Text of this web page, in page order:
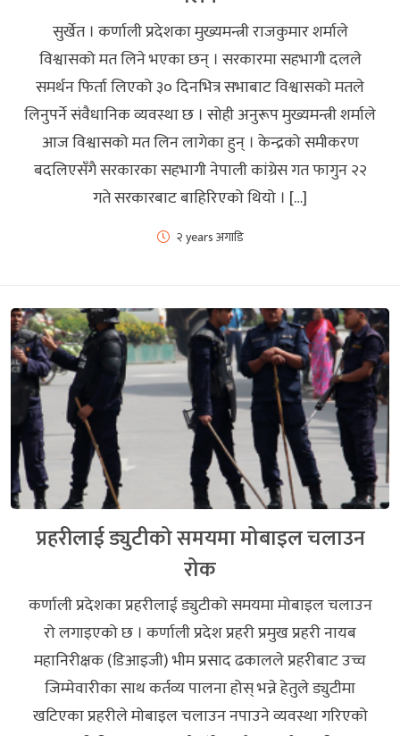
सुर्खेत । कर्णाली प्रदेशका मुख्यमन्त्री राजकुमार शर्माले
विश्वासको मत लिने भएका छन् । सरकारमा सहभागी दलले
समर्थन फिर्ता लिएको ३० दिनभित्र सभाबाट विश्वासको मतले
लिनुपर्ने संवैधानिक व्यवस्था छ । सोही अनुरूप मुख्यमन्त्री शर्माले
आज विश्वासको मत लिन लागेका हुन् । केन्द्रको समीकरण
बदलिएसँगै सरकारका सहभागी नेपाली कांग्रेस गत फागुन २२
गते सरकारबाट बाहिरिएको थियो । […]
२ years अगाडि
प्रहरीलाई ड्युटीको समयमा मोबाइल चलाउन
रोक
कर्णाली प्रदेशका प्रहरीलाई ड्युटीको समयमा मोबाइल चलाउन
रो लगाइएको छ । कर्णाली प्रदेश प्रहरी प्रमुख प्रहरी नायब
महानिरीक्षक (डिआइजी) भीम प्रसाद ढकालले प्रहरीबाट उच्च
जिम्मेवारीका साथ कर्तव्य पालना होस् भन्ने हेतुले ड्युटीमा
खटिएका प्रहरीले मोबाइल चलाउन नपाउने व्यवस्था गरिएको